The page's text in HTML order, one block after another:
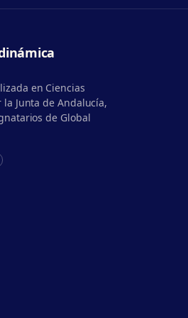
en Ciencias
Junta de Andalucía,
de Global